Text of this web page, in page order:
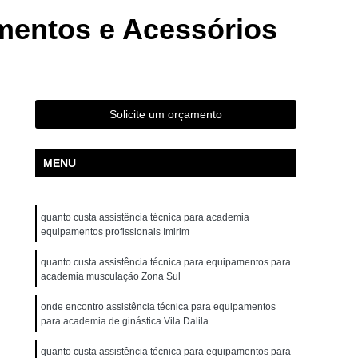
Aparelho Crossover Musculação
Aparelho de Ginástica Elíptico Gt e
Elíptico Lx e
Aparelho Elíptico Profissional
E2
Academia de Musculação
e Acessórios para Academia
para Academia de Ginástica
para Academia Halteres
para Academia para Coordenador
e Acessórios
Solicite um orçamento
MENU
quanto custa assistência técnica para academia
equipamentos profissionais Imirim
quanto custa assistência técnica para equipamentos para
academia musculação Zona Sul
onde encontro assistência técnica para equipamentos
para academia de ginástica Vila Dalila
quanto custa assistência técnica para equipamentos para